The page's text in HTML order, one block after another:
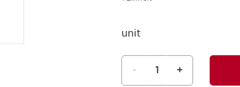
unit
- 1 +